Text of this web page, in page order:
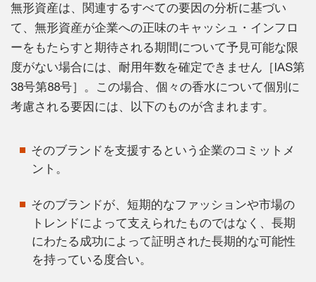
無形資産は、関連するすべての要因の分析に基づい
て、無形資産が企業への正味のキャッシュ・インフロ
ーをもたらすと期待される期間について予見可能な限
度がない場合には、耐用年数を確定できません［IAS第
38号第88号］。この場合、個々の香水について個別に
考慮される要因には、以下のものが含まれます。
そのブランドを支援するという企業のコミットメ
ント。
そのブランドが、短期的なファッションや市場の
トレンドによって支えられたものではなく、長期
にわたる成功によって証明された長期的な可能性
を持っている度合い。